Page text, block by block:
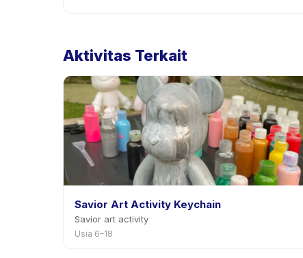
Aktivitas Terkait
Savior Art Activity Keychain
Savior art activity
Usia 6–18